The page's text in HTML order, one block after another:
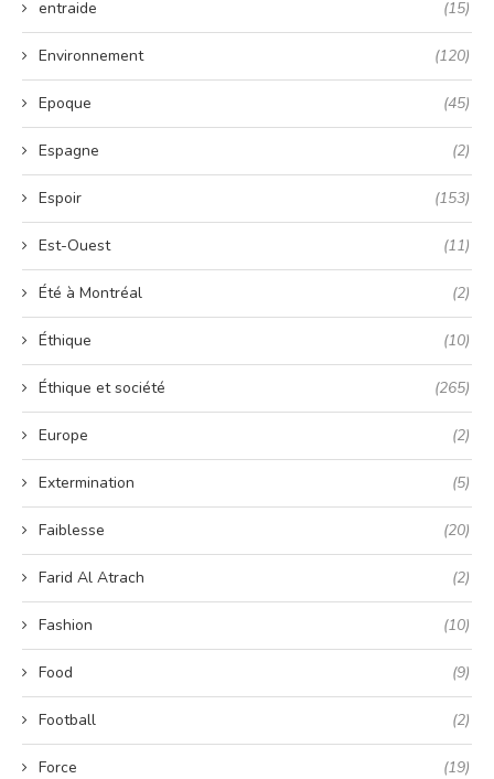
entraide (15)
Environnement (120)
Epoque (45)
Espagne (2)
Espoir (153)
Est-Ouest (11)
Été à Montréal (2)
Éthique (10)
Éthique et société (265)
Europe (2)
Extermination (5)
Faiblesse (20)
Farid Al Atrach (2)
Fashion (10)
Food (9)
Football (2)
Force (19)